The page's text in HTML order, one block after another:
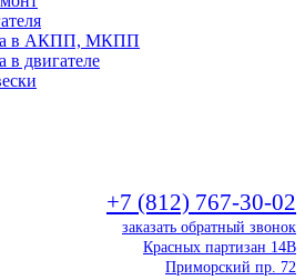
в АКПП, МКПП
в двигателе
+7 (812) 767-30-02
заказать обратный звонок
Красных партизан 14В
Приморский пр. 72